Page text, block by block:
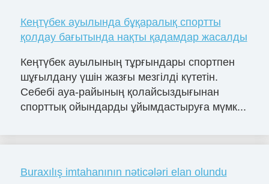
Кеңтүбек ауылында бұқаралық спортты
қолдау бағытында нақты қадамдар жасалды
Кеңтүбек ауылының тұрғындары спортпен
шұғылдану үшін жазғы мезгілді күтетін.
Себебі ауа-райының қолайсыздығынан
спорттық ойындарды ұйымдастыруға мүмк...
Buraxılış imtahanının nəticələri elan olundu